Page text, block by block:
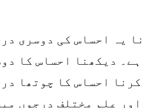
یہ احساس کی دوسری
دیکھنا احساس کا
احساس کا چوتھا
علم مختلف درجوں